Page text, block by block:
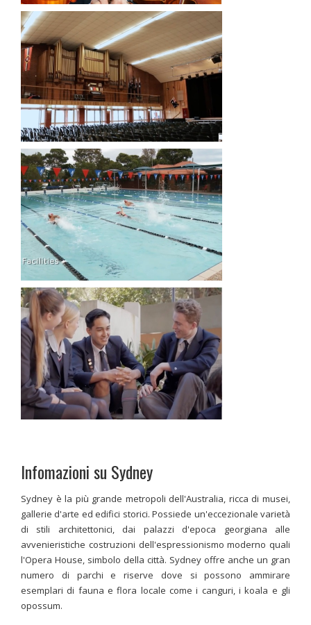
Infomazioni su Sydney
Sydney è la più grande metropoli dell'Australia, ricca di musei,
gallerie d'arte ed edifici storici. Possiede un'eccezionale varietà
di stili architettonici, dai palazzi d'epoca georgiana alle
avvenieristiche costruzioni dell'espressionismo moderno quali
l'Opera House, simbolo della città. Sydney offre anche un gran
numero di parchi e riserve dove si possono ammirare
esemplari di fauna e flora locale come i canguri, i koala e gli
opossum.